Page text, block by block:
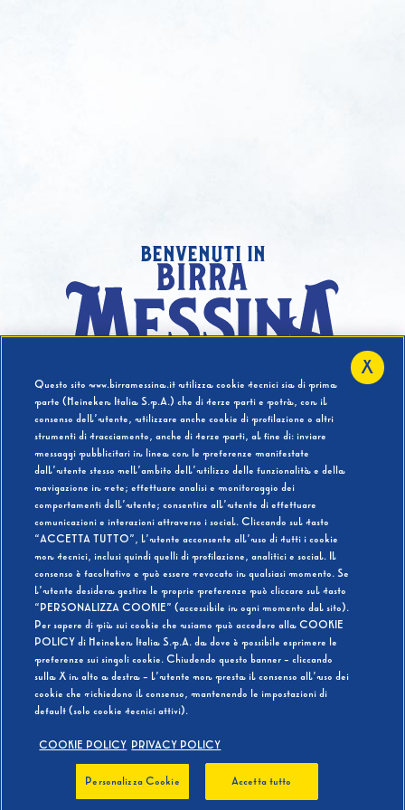
benvenuti in
Hai compiuto 18 Anni?
SI NO
BEVI RESPONSABILMENTE
Questo sito www.birramessina.it utilizza cookie tecnici sia di prima
parte (Heineken Italia S.p.A.) che di terze parti e potrà, con il
consenso dell’utente, utilizzare anche cookie di profilazione o altri
strumenti di tracciamento, anche di terze parti, al fine di: inviare
messaggi pubblicitari in linea con le preferenze manifestate
dall’utente stesso nell’ambito dell’utilizzo delle funzionalità e della
navigazione in rete; effettuare analisi e monitoraggio dei
comportamenti dell’utente; consentire all’utente di effettuare
comunicazioni e interazioni attraverso i social. Cliccando sul tasto
“ACCETTA TUTTO”, l’utente acconsente all’uso di tutti i cookie
non tecnici, inclusi quindi quelli di profilazione, analitici e social. Il
consenso è facoltativo e può essere revocato in qualsiasi momento. Se
l’utente desidera gestire le proprie preferenze può cliccare sul tasto
“PERSONALIZZA COOKIE” (accessibile in ogni momento dal sito).
Per sapere di più sui cookie che usiamo può accedere alla COOKIE
POLICY di Heineken Italia S.p.A. da dove è possibile esprimere le
preferenze sui singoli cookie. Chiudendo questo banner - cliccando
sulla X in alto a destra - l’utente non presta il consenso all’uso dei
cookie che richiedono il consenso, mantenendo le impostazioni di
default (solo cookie tecnici attivi).
COOKIE POLICY PRIVACY POLICY
Personalizza Cookie Accetta tutto
X